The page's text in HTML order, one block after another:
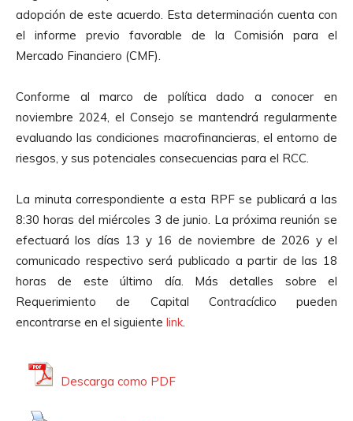
adopción de este acuerdo. Esta determinación cuenta con
el informe previo favorable de la Comisión para el
Mercado Financiero (CMF).
Conforme al marco de política dado a conocer en
noviembre 2024, el Consejo se mantendrá regularmente
evaluando las condiciones macrofinancieras, el entorno de
riesgos, y sus potenciales consecuencias para el RCC.
La minuta correspondiente a esta RPF se publicará a las
8:30 horas del miércoles 3 de junio. La próxima reunión se
efectuará los días 13 y 16 de noviembre de 2026 y el
comunicado respectivo será publicado a partir de las 18
horas de este último día. Más detalles sobre el
Requerimiento de Capital Contracíclico pueden
encontrarse en el siguiente link
Descarga como PDF